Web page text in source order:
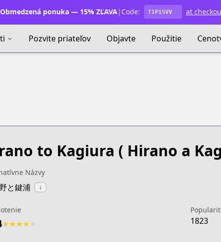
ponuka — 15% ZĽAVA| Code: T1P15VV at
Pozvite priateľov Objavte Použitie
to Kagiura ( Hirano a
Názvy
と鍵浦 ↓
★★★★ 1823